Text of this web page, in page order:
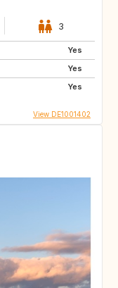
3
Yes
Yes
Yes
View DE1001402